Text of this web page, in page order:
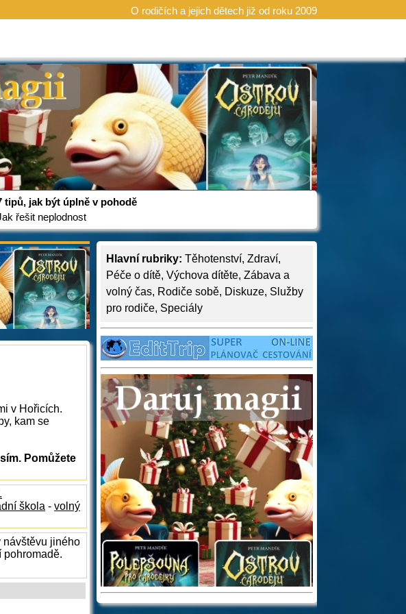
O rodičích a jejich dětech již od roku 2009
tipů, jak být úplně v pohodě
řešit neplodnost
Hlavní rubriky: Těhotenství, Zdraví,
Péče o dítě, Výchova dítěte, Zábava a
volný čas, Rodiče sobě, Diskuze, Služby
pro rodiče, Speciály
v Hořicích.
kam se
Pomůžete
škola - volný
návštěvu jiného
pohromadě.